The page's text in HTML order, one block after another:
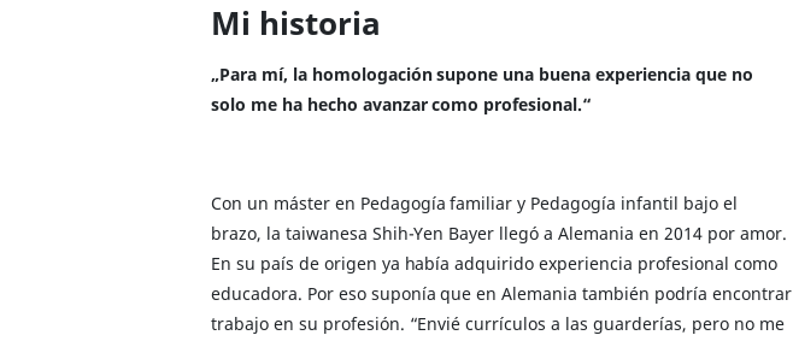
Mi historia
„Para mí, la homologación supone una buena experiencia que no
solo me ha hecho avanzar como profesional.“
Con un máster en Pedagogía familiar y Pedagogía infantil bajo el
brazo, la taiwanesa Shih-Yen Bayer llegó a Alemania en 2014 por amor.
En su país de origen ya había adquirido experiencia profesional como
educadora. Por eso suponía que en Alemania también podría encontrar
trabajo en su profesión. “Envié currículos a las guarderías, pero no me